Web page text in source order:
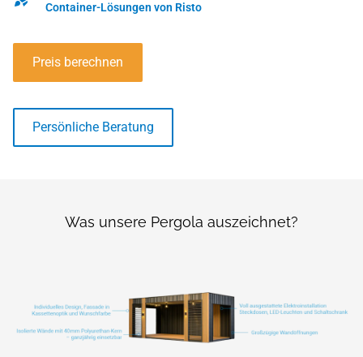
Container-Lösungen von Risto
Preis berechnen
Persönliche Beratung
Was unsere Pergola auszeichnet?